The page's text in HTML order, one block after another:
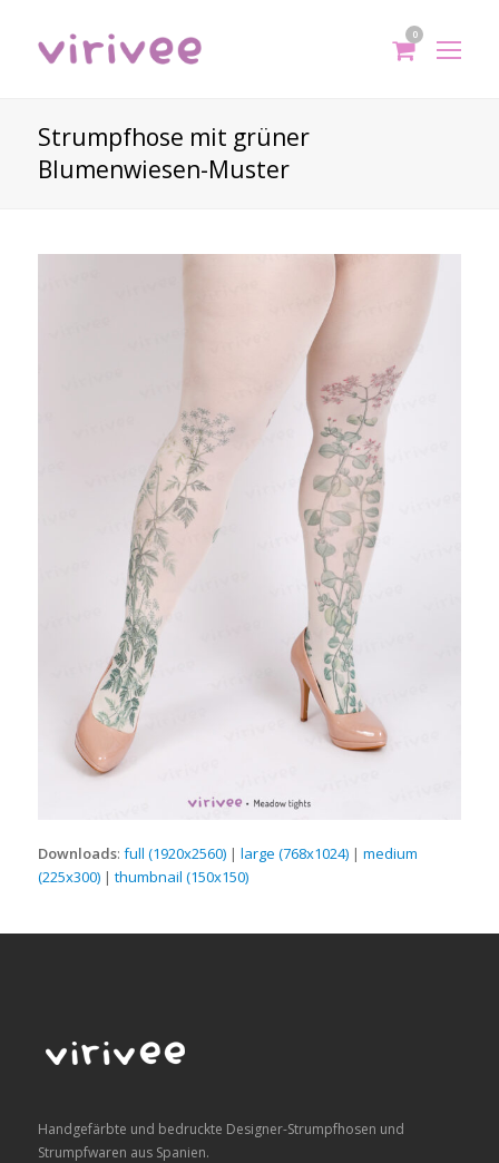
0
Strumpfhose mit grüner
Blumenwiesen-Muster
Downloads: full (1920x2560)| large (768x1024)| medium
(225x300)| thumbnail (150x150)
Handgefärbte und bedruckte Designer-Strumpfhosen und
Strumpfwaren aus Spanien.